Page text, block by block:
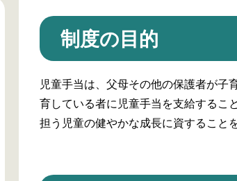
制度の目的
児童手当は、父母その他の保護者が子
育している者に児童手当を支給するこ
担う児童の健やかな成長に資すること